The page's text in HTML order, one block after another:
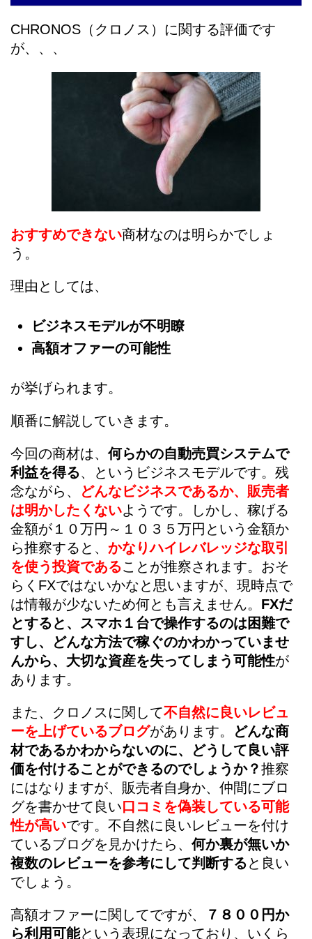
CHRONOS（クロノス）に関する評価です
が、、、
おすすめできない商材なのは明らかでしょ
う。
理由としては、
ビジネスモデルが不明瞭
高額オファーの可能性
が挙げられます。
順番に解説していきます。
今回の商材は、何らかの自動売買システムで
利益を得る、というビジネスモデルです。残
念ながら、
どんなビジネスであるか、販売者
は明かしたくないようです。しかし、稼げる
金額が１０万円～１０３５万円という金額か
ら推察すると、 かなりハイレバレッジな取引
を使う投資であることが推察されます。おそ
らくFXではないかなと思いますが、現時点で
は情報が少ないため何とも言えません。 FXだ
とすると、スマホ１台で操作するのは困難で
すし、どんな方法で稼ぐのかわかっていませ
んから、大切な資産を失ってしまう可能性が
あります。
また、クロノスに関して不自然に良いレビュ
ーを上げているブログがあります。
どんな商
材であるかわからないのに、どうして良い評
価を付けることができるのでしょうか？推察
にはなりますが、販売者自身か、仲間にブロ
グを書かせて良い口コミを偽装している可能
性が高いです。不自然に良いレビューを付け
ているブログを見かけたら、何か裏が無いか
複数のレビューを参考にして判断すると良い
でしょう。
高額オファーに関してですが、
７８００円か
ら利用可能という表現になっており、いくら